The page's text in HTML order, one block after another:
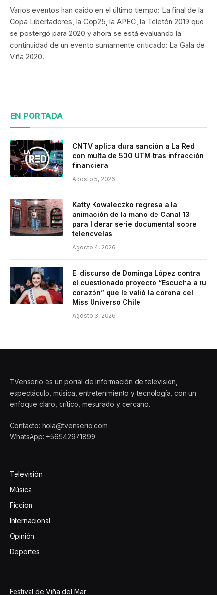
Varios eventos han caido en el último tiempo: La final de la
Copa Libertadores, la Cop25, la APEC, la Teletón 2019 que
se postergó para 2020 y ahora se está evaluando la
continuidad de un evento sumamente criticado: La Gala de
Viña 2020.
EN PORTADA
CNTV aplica dura sanción a La Red
con multa de 500 UTM tras infracción
financiera
Agosto 5, 2026
Katty Kowaleczko regresa a la
animación de la mano de Canal 13
para liderar serie documental sobre
telenovelas
Agosto 4, 2026
El discurso de Dominga López contra
el cuestionado proyecto “Escucha a tu
corazón” que le valió la corona del
Miss Universo Chile
Agosto 3, 2026
TVenserio es un portal de información de televisión,
espectáculo, música, entretenimiento y tecnología, con un
enfoque claro, crítico, mesurado y cercano.
Contacto: hola@tvenserio.com
WhatsApp: +56942971899
Televisión
Música
Ficcion
Internacional
Opinión
Deportes
Festival de Viña del Mar